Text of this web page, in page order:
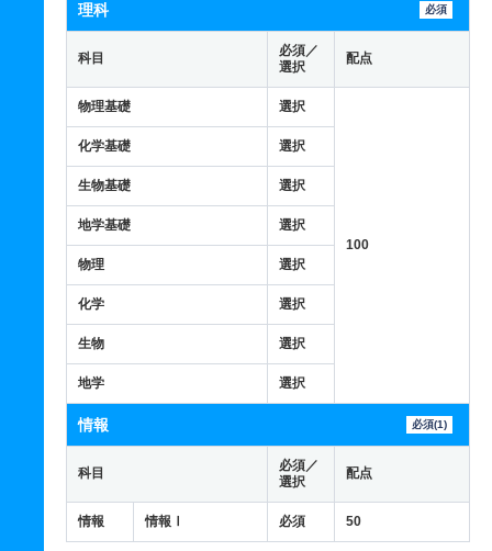
理科 必須
科目
必須／
選択
配点
物理基礎 選択
100
化学基礎 選択
生物基礎 選択
地学基礎 選択
物理 選択
化学 選択
生物 選択
地学 選択
情報 必須(1)
科目
必須／
選択
配点
情報 情報Ⅰ 必須 50